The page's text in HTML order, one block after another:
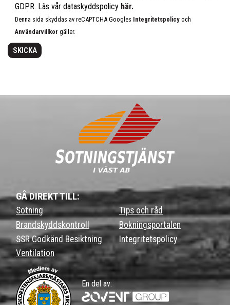
GDPR. Läs vår dataskyddspolicy här.
Denna sida skyddas av reCAPTCHA Googles Integritetspolicy och
Användarvillkor gäller.
GÅ DIREKT TILL:
Sotning
Brandskyddskontroll
SSR Godkänd Besiktning
Ventilation
Tips och råd
Bokningsportalen
Integritetspolicy
En del av: